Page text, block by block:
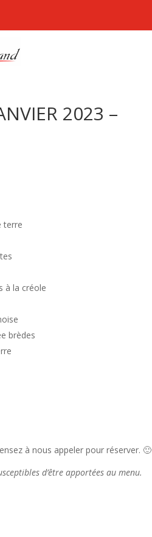
2023 –
terre
à la créole
brèdes
à nous appeler pour réserver. 🙂
d’être apportées au menu.